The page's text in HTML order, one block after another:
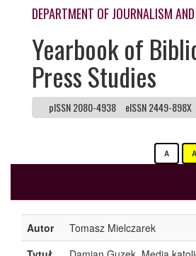
DEPARTMENT OF JOURNALISM
Yearbook of
Press Studies
pISSN 2080-4938 eISSN 2449-898X
A A
Autor
Tomasz Mielczarek